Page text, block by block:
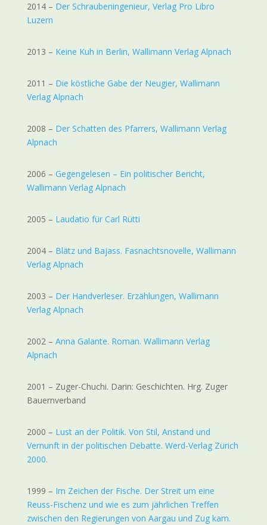
2014 – Der Schraubeningenieur, Verlag Pro Libro
Luzern
2013 – Keine Kuh in Berlin, Wallimann Verlag Alpnach
2011 – Die köstliche Gabe der Neugier, Wallimann
Verlag Alpnach
2008 – Der Schatten des Pfarrers, Wallimann Verlag
Alpnach
2006 – Gegengelesen – Ein politischer Bericht,
Wallimann Verlag Alpnach
2005 – Laudatio für Carl Rütti
2004 – Blätz und Bajass. Fasnachtsnovelle, Wallimann
Verlag Alpnach
2003 – Der Handverleser. Erzählungen, Wallimann
Verlag Alpnach
2002 – Anna Galante. Roman. Wallimann Verlag
Alpnach
2001 – Zuger-Chuchi. Darin: Geschichten. Hrg. Zuger
Bauernverband
2000 – Lust an der Politik. Von Stil, Anstand und
Vernunft in der politischen Debatte. Werd-Verlag Zürich
2000.
1999 – Im Zeichen der Fische. Der Streit um eine
Reuss-Fischenz und wie es zum jährlichen Treffen
zwischen den Regierungen von Aargau und Zug kam.